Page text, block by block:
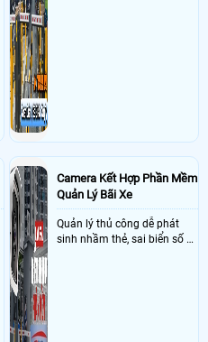
Camera Kết Hợp Phần Mềm
Quản Lý Bãi Xe
Quản lý thủ công dễ phát
sinh nhầm thẻ, sai biển số và